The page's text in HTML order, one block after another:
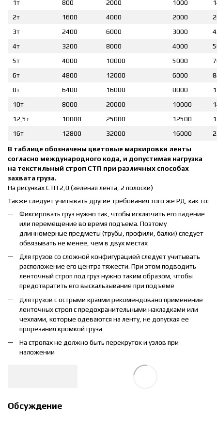
1т 800 2000 1000
2т
1600 4000 2000
3т
2400 6000 3000
4т
3200 8000 4000
5т
4000 10000 5000
6т
4800 12000 6000
8т
6400 16000 8000
10т
8000 20000 10000
12,5т
10000 25000 12500
16т
12800 32000 16000
В таблице обозначены цветовые маркировки ленты
согласно международного кода, и допустимая нагрузка
на текстильный строп СТП при различных способах
захвата груза.
На рисунках СТП 2,0 (зеленая лента, 2 полоски)
Также следует учитывать другие требования того же РД, как то:
Фиксировать груз нужно так, чтобы исключить его падение
или перемещение во время подъема. Поэтому
длинномерные предметы (трубы, профили, балки) следует
обвязывать не менее, чем в двух местах
Для грузов со сложной конфигурацией следует учитывать
расположение его центра тяжести. При этом подводить
ленточный строп под груз нужно таким образом, чтобы
предотвратить его выскальзывание при подъеме
Для грузов с острыми краями рекомендовано применение
ленточных строп с предохранительными накладками или
чехлами, которые одеваются на ленту, не допуская ее
прорезания кромкой груза
На стропах не должно быть перекруток и узлов при
наложении
Обсуждение